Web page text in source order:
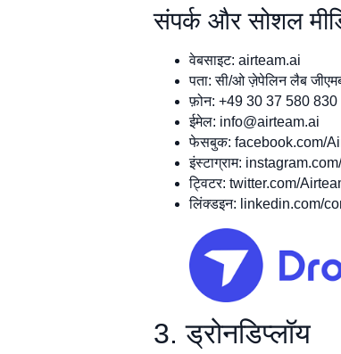
संपर्क और सोशल
वेबसाइट: airteam.ai
पता: सी/ओ ज़ेपेलिन लैब
फ़ोन: +49 30 37 580 830
ईमेल: info@airteam.ai
फेसबुक: facebook.com/
इंस्टाग्राम:
ट्विटर: twitter.com/
लिंक्डइन: linkedin.com/
3. ड्रोनडिप्लॉय